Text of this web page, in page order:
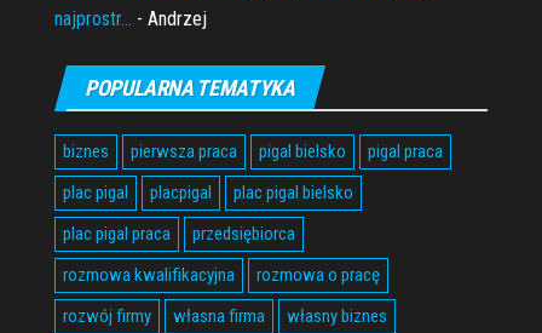
najprostr... - Andrzej
POPULARNA TEMATYKA
biznes pierwsza praca pigal bielsko
pigal praca
plac pigal
placpigal
plac pigal bielsko
plac pigal praca
przedsiębiorca
rozmowa kwalifikacyjna
rozmowa o pracę
rozwój firmy
własna firma własny biznes